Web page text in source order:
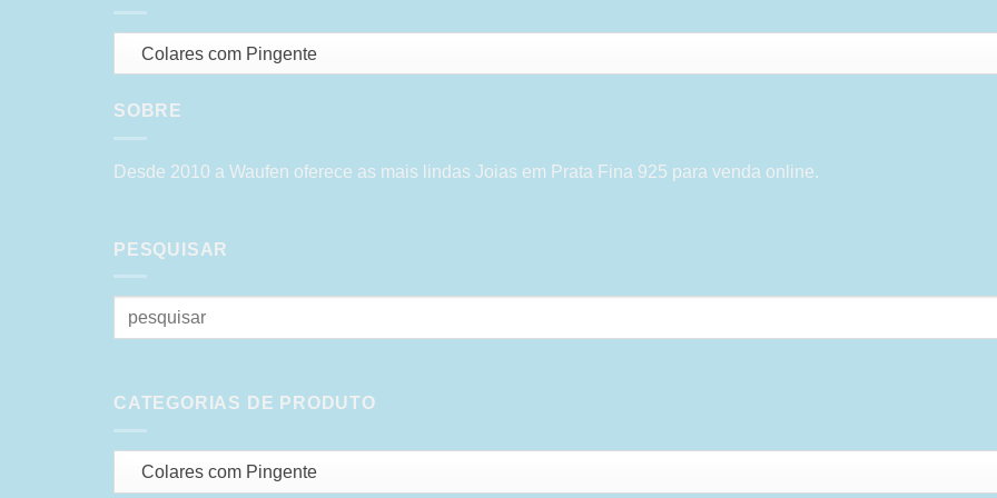
Colares com Pingente
SOBRE
Desde 2010 a Waufen oferece as mais lindas Joias em Prata Fina 925 para venda online.
PESQUISAR
Pesquisar
por:
CATEGORIAS DE PRODUTO
Colares com Pingente